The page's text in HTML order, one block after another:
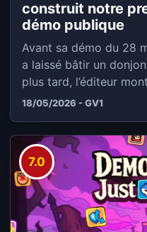
construit notre
démo publique
Avant sa démo du 28
a laissé bâtir un
plus tard, l’éditeur
18/05/2026 - GV1
7.0